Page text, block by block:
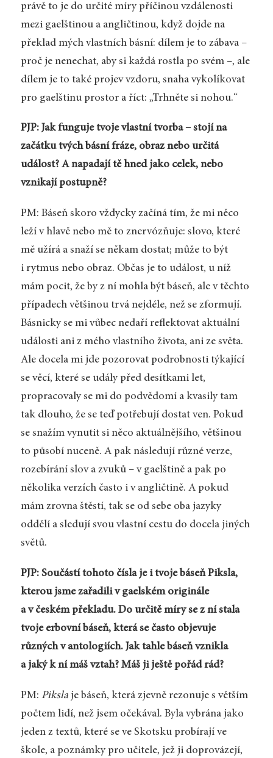
právě to je do určité míry příčinou vzdálenosti
mezi gaelštinou a angličtinou, když dojde na
překlad mých vlastních básní: dílem je to zábava –
proč je nenechat, aby si každá rostla po svém –, ale
dílem je to také projev vzdoru, snaha vykolíkovat
pro gaelštinu prostor a říct: „Trhněte si nohou.“
PJP: Jak funguje tvoje vlastní tvorba – stojí na
začátku tvých básní fráze, obraz nebo určitá
událost? A napadají tě hned jako celek, nebo
vznikají postupně?
PM: Báseň skoro vždycky začíná tím, že mi něco
leží v hlavě nebo mě to znervózňuje: slovo, které
mě užírá a snaží se někam dostat; může to být
i rytmus nebo obraz. Občas je to událost, u níž
mám pocit, že by z ní mohla být báseň, ale v těchto
případech většinou trvá nejdéle, než se zformují.
Básnicky se mi vůbec nedaří reflektovat aktuální
události ani z mého vlastního života, ani ze světa.
Ale docela mi jde pozorovat podrobnosti týkající
se věcí, které se udály před desítkami let,
propracovaly se mi do podvědomí a kvasily tam
tak dlouho, že se teď potřebují dostat ven. Pokud
se snažím vynutit si něco aktuálnějšího, většinou
to působí nuceně. A pak následují různé verze,
rozebírání slov a zvuků – v gaelštině a pak po
několika verzích často i v angličtině. A pokud
mám zrovna štěstí, tak se od sebe oba jazyky
oddělí a sledují svou vlastní cestu do docela jiných
světů.
PJP: Součástí tohoto čísla je i tvoje báseňPiksla,
kterou jsme zařadili v gaelském originále
a v českém překladu. Do určitě míry se z ní stala
tvoje erbovní báseň, která se často objevuje
různých v antologiích. Jak tahle báseň vznikla
a jaký k ní máš vztah? Máš ji ještě pořád rád?
PM: Pikslaje báseň, která zjevně rezonuje s větším
počtem lidí, než jsem očekával. Byla vybrána jako
jeden z textů, které se ve Skotsku probírají ve
škole, a poznámky pro učitele, jež ji doprovázejí,